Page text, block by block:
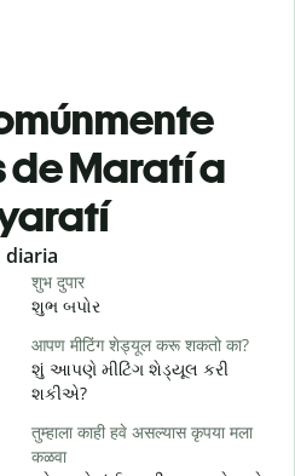
Maratí a
diaria
शुभ दुपार
શુભ બપોર
आपण मीटिंग शेड्यूल करू शकतो का?
શું આપણે મીટિંગ શેડ્યૂલ કરી
શકીએ?
तुम्हाला काही हवे असल्यास कृपया मला
कळवा